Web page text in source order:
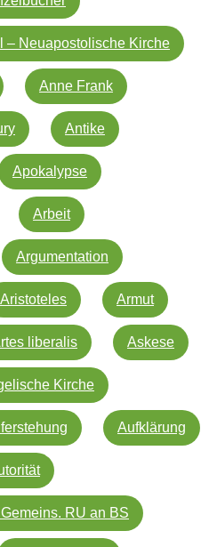
– Neuapostolische Kirche
Anne Frank
Antike
Apokalypse
Arbeit
Argumentation
Aristoteles Armut
liberalis Askese
Kirche
Aufklärung
RU an BS